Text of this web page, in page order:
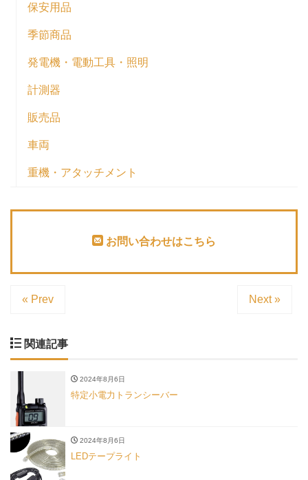
保安用品
季節商品
発電機・電動工具・照明
計測器
販売品
車両
重機・アタッチメント
お問い合わせはこちら
« Prev Next »
関連記事
2024年8月6日
特定小電力トランシーバー
2024年8月6日
LEDテープライト